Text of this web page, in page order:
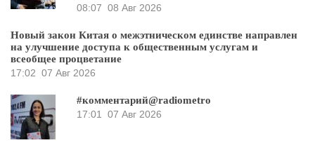
08:07 08 Авг 2026
Новый закон Китая о межэтническом единстве направлен
на улучшение доступа к общественным услугам и
всеобщее процветание
17:02 07 Авг 2026
#комментарий@radiometro
17:01
07 Авг 2026